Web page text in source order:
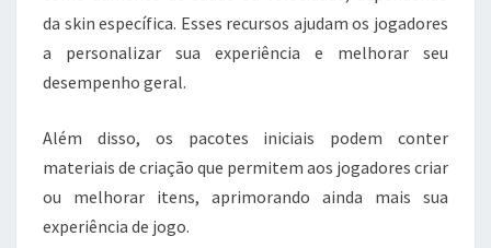
da skin específica. Esses recursos ajudam os jogadores
a personalizar sua experiência e melhorar seu
desempenho geral.
Além disso, os pacotes iniciais podem conter
materiais de criação que permitem aos jogadores criar
ou melhorar itens, aprimorando ainda mais sua
experiência de jogo.